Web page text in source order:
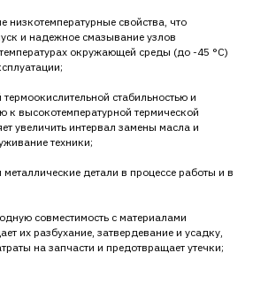
низкотемпературные свойства, что
и надежное смазывание узлов
окружающей среды (до -45 °C)
стабильностью и
к высокотемпературной термической
увеличить интервал замены масла и
техники;
детали в процессе работы и в
совместимость с материалами
их разбухание, затвердевание и усадку,
на запчасти и предотвращает утечки;